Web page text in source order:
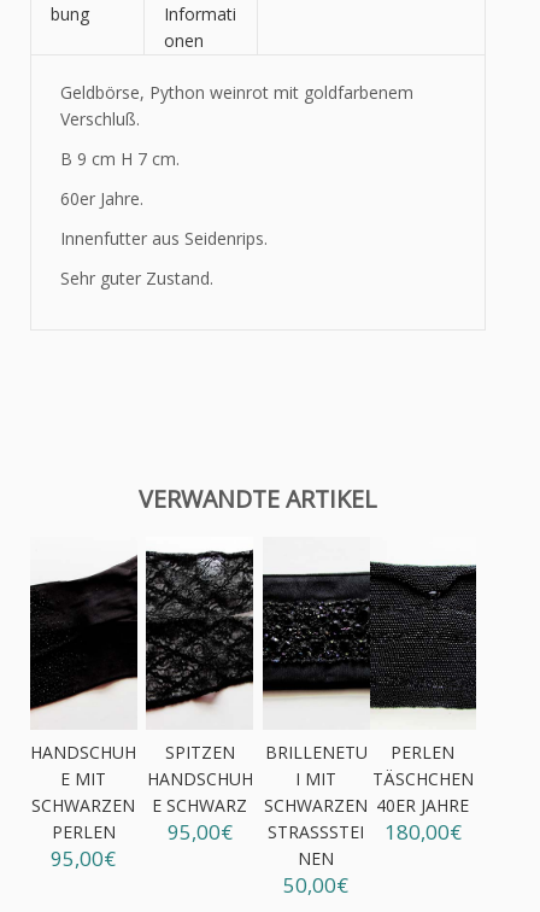
bung
Informati
onen
Geldbörse, Python weinrot mit goldfarbenem
Verschluß.
B 9 cm H 7 cm.
60er Jahre.
Innenfutter aus Seidenrips.
Sehr guter Zustand.
VERWANDTE ARTIKEL
HANDSCHUH
E MIT
SCHWARZEN
PERLEN
95,00€
SPITZEN
HANDSCHUH
E SCHWARZ
95,00€
BRILLENETU
I MIT
SCHWARZEN
STRASSSTEI
NEN
50,00€
PERLEN
TÄSCHCHEN
40ER JAHRE
180,00€